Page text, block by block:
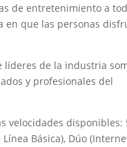
de entretenimiento a
en que las personas
líderes de la industria
y profesionales del
velocidades disponibles:
Básica), Dúo